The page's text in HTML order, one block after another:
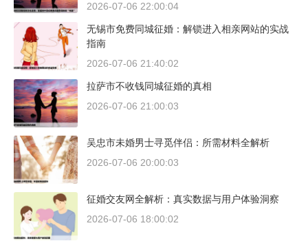
2026-07-06 22:00:04
无锡市免费同城征婚：解锁进入相亲网站的实战
指南
2026-07-06 21:40:02
拉萨市不收钱同城征婚的真相
2026-07-06 21:00:03
吴忠市未婚男士寻觅伴侣：所需材料全解析
2026-07-06 20:00:03
征婚交友网全解析：真实数据与用户体验洞察
2026-07-06 18:00:02